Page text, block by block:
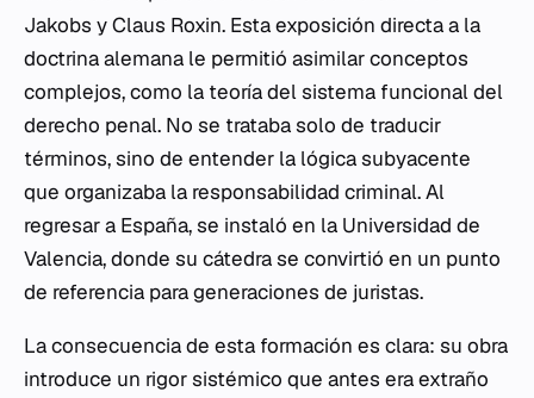
Jakobs y Claus Roxin. Esta exposición directa a la
doctrina alemana le permitió asimilar conceptos
complejos, como la teoría del sistema funcional del
derecho penal. No se trataba solo de traducir
términos, sino de entender la lógica subyacente
que organizaba la responsabilidad criminal. Al
regresar a España, se instaló en la Universidad de
Valencia, donde su cátedra se convirtió en un punto
de referencia para generaciones de juristas.
La consecuencia de esta formación es clara: su obra
introduce un rigor sistémico que antes era extraño